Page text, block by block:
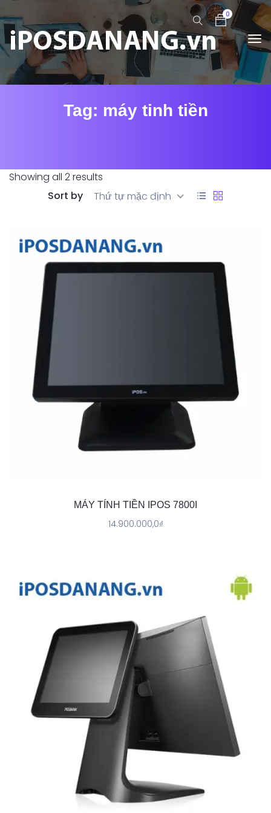
0
Tag: máy tinh tiền
Showing all 2 results
Sort by
Thứ tự mặc định
MÁY TÍNH TIỀN IPOS 7800I
14.900.000,0₫